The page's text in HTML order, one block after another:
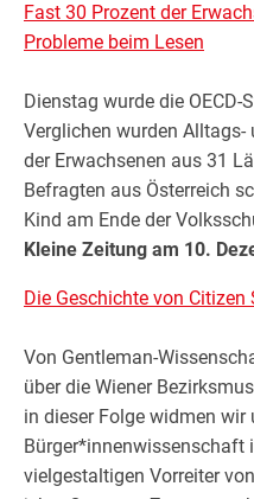
Fast 30 Prozent der
Probleme beim Lesen
Dienstag wurde die
Verglichen wurden
der Erwachsenen aus 31
Befragten aus Österreich
Kind am Ende der
Kleine Zeitung am 10.
Die Geschichte von Citizen
Von Gentleman-
über die Wiener
in dieser Folge widmen wir
Bürger*innenwissenschaft
vielgestaltigen Vorreiter